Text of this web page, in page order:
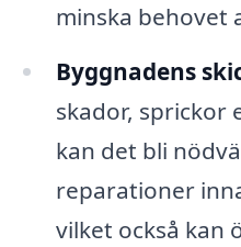
minska behovet
Byggnadens
skador, sprickor
kan det bli
reparationer
vilket också kan